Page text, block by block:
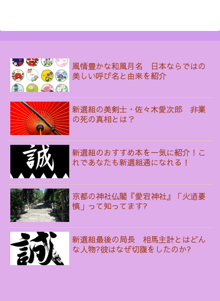
風情豊かな和風月名 日本ならではの
美しい呼び名と由来を紹介
新選組の美剣士・佐々木愛次郎 非業
の死の真相とは？
新選組のおすすめ本を一気に紹介！こ
れであなたも新選組通になれる！
京都の神社仏閣『愛宕神社』「火迺要
慎」って知ってます?
新選組最後の局長 相馬主計とはどん
な人物?彼はなぜ切腹をしたのか?